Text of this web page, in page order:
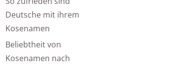
Deutsche mit ihrem
Kosenamen
Beliebtheit von
Kosenamen nach